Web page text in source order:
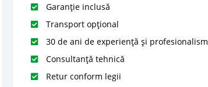
Garanție inclusă
Transport opțional
30 de ani de experiență și profesionalism
Consultanță tehnică
Retur conform legii